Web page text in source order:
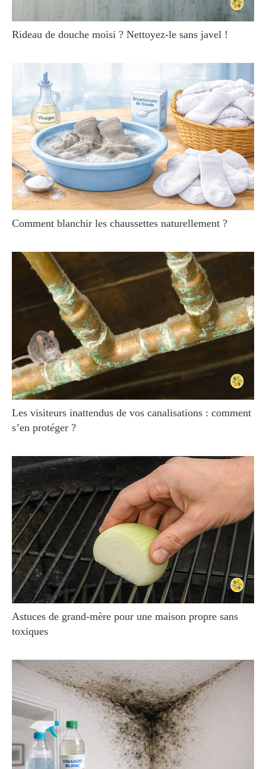
Rideau de douche moisi ? Nettoyez-le sans javel !
Comment blanchir les chaussettes naturellement ?
Les visiteurs inattendus de vos canalisations : comment
s’en protéger ?
Astuces de grand-mère pour une maison propre sans
toxiques